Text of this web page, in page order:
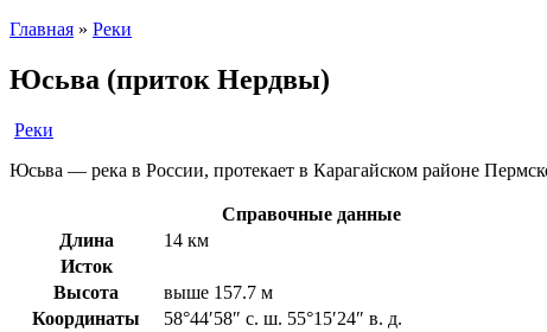
Главная » Реки
Юсьва (приток Нердвы)
Реки
Юсьва — река в России, протекает в Карагайском районе
Справочные данные
Длина
14 км
Исток
Высота
выше 157.7 м
Координаты
58°44′58″ с. ш. 55°15′24″ в. д.